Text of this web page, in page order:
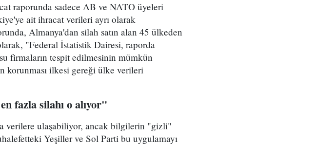
raporunda sadece AB ve NATO üyeleri
ait ihracat verileri ayrı olarak
Almanya'dan silah satın alan 45 ülkeden
"Federal İstatistik Dairesi, raporda
firmaların tespit edilmesinin mümkün
korunması ilkesi gereği ülke verileri
fazla silahı o alıyor"
verilere ulaşabiliyor, ancak bilgilerin "gizli"
Yeşiller ve Sol Parti bu uygulamayı